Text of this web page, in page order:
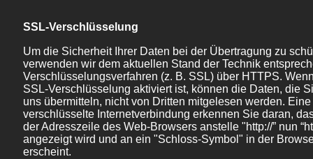
SSL-Verschlüsselung
Um die Sicherheit Ihrer Daten bei der Übertragung zu
verwenden wir dem aktuellen Stand der Technik
Verschlüsselungsverfahren (z. B. SSL) über HTTPS.
SSL-Verschlüsselung aktiviert ist, können die Daten, die
uns übermitteln, nicht von Dritten mitgelesen werden. Eine
verschlüsselte Internetverbindung erkennen Sie daran,
der Adresszeile des Web-Browsers anstelle "http://” nun
angezeigt wird und an ein "Schloss-Symbol" in der
erscheint.